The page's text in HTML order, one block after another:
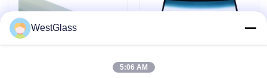
WestGlass
5:06 AM